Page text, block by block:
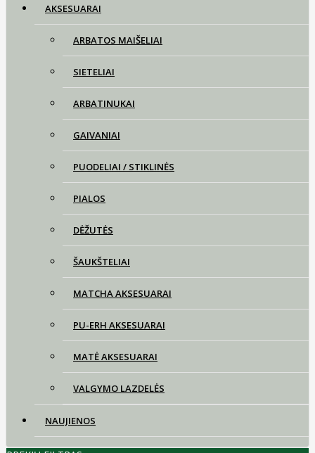
AKSESUARAI
ARBATOS MAIŠELIAI
SIETELIAI
ARBATINUKAI
GAIVANIAI
PUODELIAI / STIKLINĖS
PIALOS
DĖŽUTĖS
ŠAUKŠTELIAI
MATCHA AKSESUARAI
PU-ERH AKSESUARAI
MATĖ AKSESUARAI
VALGYMO LAZDELĖS
NAUJIENOS